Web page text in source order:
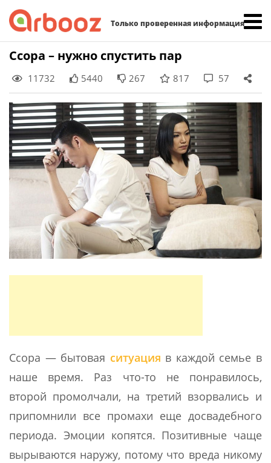
Только проверенная информация
Skip
content
Ссора – нужно спустить пар
11732 5440 267 817 57
Ссора — бытовая ситуация в каждой семье в
наше время. Раз что-то не понравилось,
второй промолчали, на третий взорвались и
припомнили все промахи еще досвадебного
периода. Эмоции копятся. Позитивные чаще
вырываются наружу, потому что вреда никому
Найти: